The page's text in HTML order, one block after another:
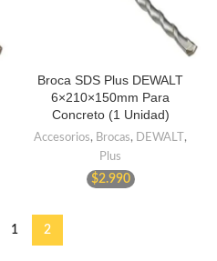
Broca SDS Plus DEWALT
6×210×150mm Para
Concreto (1 Unidad)
Accesorios, Brocas, DEWALT ,
Plus
$2.990
1 2